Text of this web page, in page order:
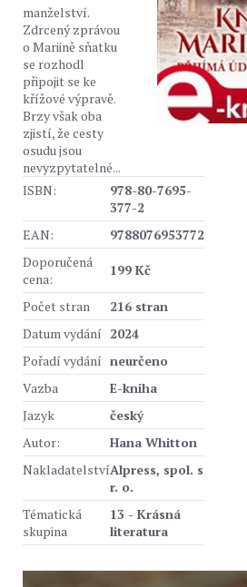
manželství.
Zdrcený zprávou
o Mariině sňatku
se rozhodl
připojit se ke
křížové výpravě.
Brzy však oba
zjistí, že cesty
osudu jsou
nevyzpytatelné...
ISBN:
978-80-7695-
377-2
EAN:
9788076953772
Doporučená
cena:
199 Kč
Počet stran
216 stran
Datum vydání 2024
Pořadí vydání neurčeno
Vazba
E-kniha
Jazyk
český
Autor:
Hana Whitton
NakladatelstvíAlpress, spol. s
r. o.
Tématická
skupina
13 - Krásná
literatura